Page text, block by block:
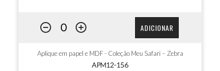
ADICIONAR
Aplique em papel e MDF - Coleção Meu Safari – Zebra
APM12-156